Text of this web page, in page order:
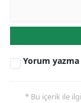
Yorum yazma
* Bu içerik ile